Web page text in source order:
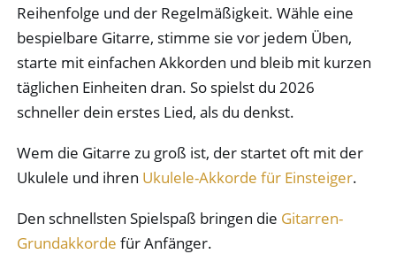
Reihenfolge und der Regelmäßigkeit. Wähle eine
bespielbare Gitarre, stimme sie vor jedem Üben,
starte mit einfachen Akkorden und bleib mit kurzen
täglichen Einheiten dran. So spielst du 2026
schneller dein erstes Lied, als du denkst.
Wem die Gitarre zu groß ist, der startet oft mit der
Ukulele und ihren Ukulele-Akkorde für Einsteiger.
Den schnellsten Spielspaß bringen die Gitarren-
Grundakkorde für Anfänger.